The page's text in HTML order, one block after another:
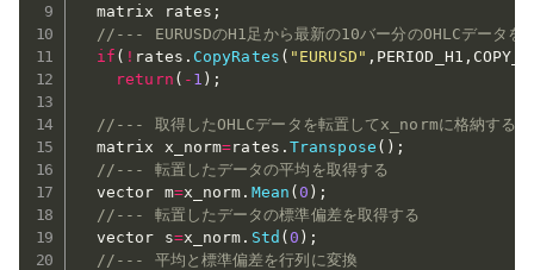
  matrix rates
;
//--- EURUSDのH1足から最新の10バー分のOHLCデータを
if ( ! rates . CopyRates ( "EURUSD" , PERIOD_H1 ,
return ( - 1 ) ;
//--- 取得したOHLCデータを転置してx_normに格納する
  matrix x_norm
=rates . Transpose ( ) ;
//--- 転置したデータの平均を取得する
  vector m
=x_norm . Mean (0 ) ;
//--- 転置したデータの標準偏差を取得する
  vector s
=x_norm . Std ( 0 ) ;
//--- 平均と標準偏差を行列に変換